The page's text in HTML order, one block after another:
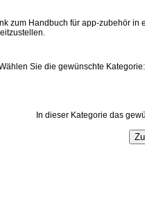
zum Handbuch für app-zubehör
Sie die gewünschte Kategorie:
In dieser Kategorie das